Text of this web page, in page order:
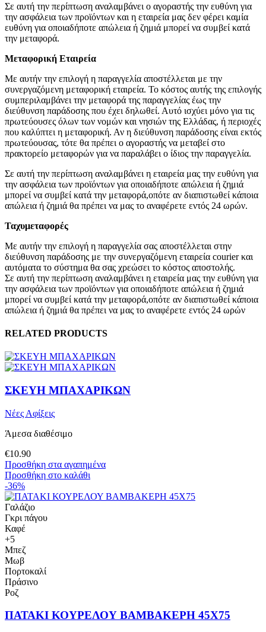
Σε αυτή την περίπτωση αναλαμβάνει ο αγοραστής την ευθύνη για
την ασφάλεια των προϊόντων και η εταιρεία μας δεν φέρει καμία
ευθύνη για οποιαδήποτε απώλεια ή ζημιά μπορεί να συμβεί κατά
την μεταφορά.
Μεταφορική Εταιρεία
Με αυτήν την επιλογή η παραγγελία αποστέλλεται με την
συνεργαζόμενη μεταφορική εταιρεία. Το κόστος αυτής της επιλογής
συμπεριλαμβάνει την μεταφορά της παραγγελίας έως την
διεύθυνση παράδοσης που έχει δηλωθεί. Αυτό ισχύει μόνο για τις
πρωτεύουσες όλων των νομών και νησιών της Ελλάδας, ή περιοχές
που καλύπτει η μεταφορική. Αν η διεύθυνση παράδοσης είναι εκτός
πρωτεύουσας, τότε θα πρέπει ο αγοραστής να μεταβεί στο
πρακτορείο μεταφορών για να παραλάβει ο ίδιος την παραγγελία.
Σε αυτή την περίπτωση αναλαμβάνει η εταιρεία μας την ευθύνη για
την ασφάλεια των προϊόντων για οποιαδήποτε απώλεια ή ζημιά
μπορεί να συμβεί κατά την μεταφορά,οπότε αν διαπιστωθεί κάποια
απώλεια ή ζημιά θα πρέπει να μας το αναφέρετε εντός 24 ωρών.
Ταχυμεταφορές
Με αυτήν την επιλογή η παραγγελία σας αποστέλλεται στην
διεύθυνση παράδοσης με την συνεργαζόμενη εταιρεία courier και
αυτόματα το σύστημα θα σας χρεώσει το κόστος αποστολής.
Σε αυτή την περίπτωση αναλαμβάνει η εταιρεία μας την ευθύνη για
την ασφάλεια των προϊόντων για οποιαδήποτε απώλεια ή ζημιά
μπορεί να συμβεί κατά την μεταφορά,οπότε αν διαπιστωθεί κάποια
απώλεια ή ζημιά θα πρέπει να μας το αναφέρετε εντός 24 ωρών
RELATED PRODUCTS
ΣΚΕΥΗ ΜΠΑΧΑΡΙΚΩΝ
Νέες Αφίξεις
Άμεσα διαθέσιμο
€10.90
Προσθήκη στα αγαπημένα
Προσθήκη στο καλάθι
-36%
Γαλάζιο
Γκρι πάγου
Καφέ
+5
Μπεζ
Μωβ
Πορτοκαλί
Πράσινο
Ροζ
ΠΑΤΑΚΙ ΚΟΥΡΕΛΟΥ ΒΑΜΒΑΚΕΡΗ 45Χ75